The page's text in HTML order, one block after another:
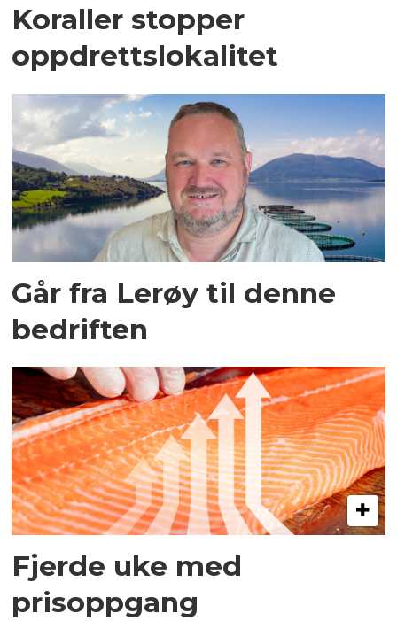
Koraller stopper
oppdrettslokalitet
Går fra Lerøy til denne
bedriften
Fjerde uke med
prisoppgang